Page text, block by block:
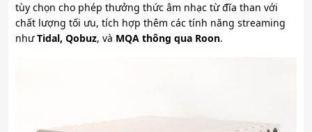
tùy chọn cho phép thưởng thức âm nhạc từ đĩa than với
chất lượng tối ưu, tích hợp thêm các tính năng streaming
nhưTidal, Qobuz, và MQA thông qua Roon.